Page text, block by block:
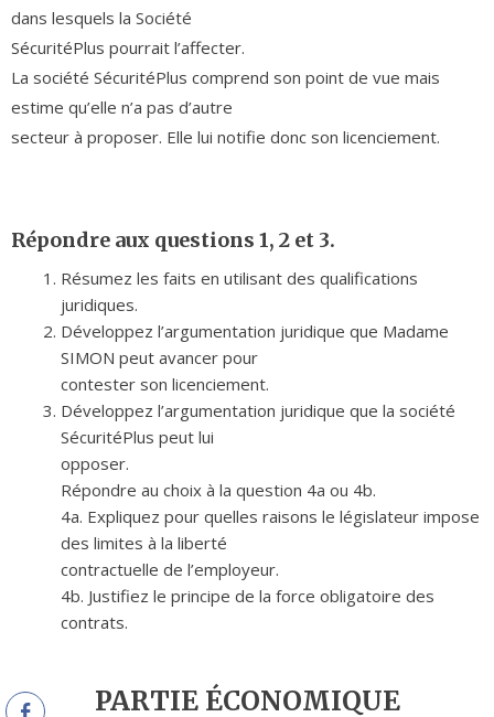
dans lesquels la Société
SécuritéPlus pourrait l’affecter.
La société SécuritéPlus comprend son point de vue mais
estime qu’elle n’a pas d’autre
secteur à proposer. Elle lui notifie donc son licenciement.
Répondre aux questions 1, 2 et 3.
Résumez les faits en utilisant des qualifications
juridiques.
Développez l’argumentation juridique que Madame
SIMON peut avancer pour
contester son licenciement.
Développez l’argumentation juridique que la société
SécuritéPlus peut lui
opposer.
Répondre au choix à la question 4a ou 4b.
4a. Expliquez pour quelles raisons le législateur impose
des limites à la liberté
contractuelle de l’employeur.
4b. Justifiez le principe de la force obligatoire des
contrats.
PARTIE ÉCONOMIQUE